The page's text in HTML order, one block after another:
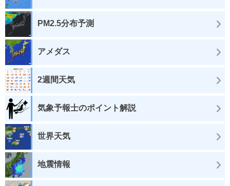
PM2.5分布予測
アメダス
2週間天気
気象予報士のポイント解説
世界天気
地震情報